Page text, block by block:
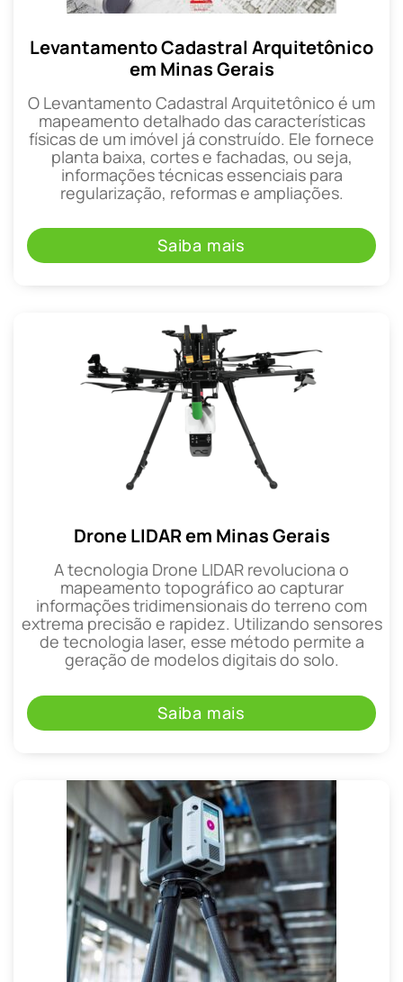
Levantamento Cadastral Arquitetônico
em Minas Gerais
O Levantamento Cadastral Arquitetônico é um
mapeamento detalhado das características
físicas de um imóvel já construído. Ele fornece
planta baixa, cortes e fachadas, ou seja,
informações técnicas essenciais para
regularização, reformas e ampliações.
Saiba mais
Drone LIDAR em Minas Gerais
A tecnologia Drone LIDAR revoluciona o
mapeamento topográfico ao capturar
informações tridimensionais do terreno com
extrema precisão e rapidez. Utilizando sensores
de tecnologia laser, esse método permite a
geração de modelos digitais do solo.
Saiba mais